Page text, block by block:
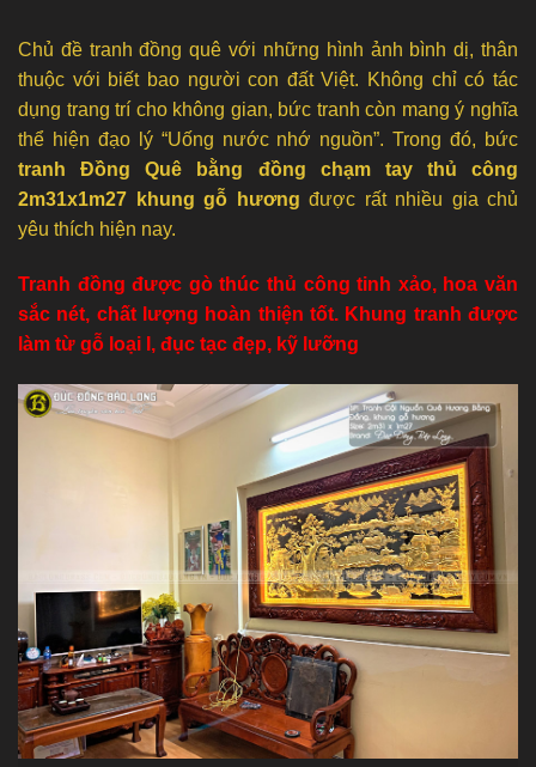
Chủ đề tranh đồng quê với những hình ảnh bình dị, thân
thuộc với biết bao người con đất Việt. Không chỉ có tác
dụng trang trí cho không gian, bức tranh còn mang ý nghĩa
thể hiện đạo lý “Uống nước nhớ nguồn”. Trong đó, bức
tranh Đồng Quê bằng đồng chạm tay thủ công
2m31x1m27 khung gỗ hương được rất nhiều gia chủ
yêu thích hiện nay.
Tranh đồng được gò thúc thủ công tinh xảo, hoa văn
sắc nét, chất lượng hoàn thiện tốt. Khung tranh được
làm từ gỗ loại I, đục tạc đẹp, kỹ lưỡng